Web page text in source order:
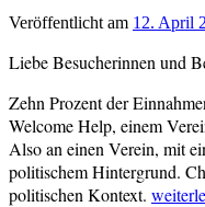
Veröffentlicht am 12. April
Liebe Besucherinnen und
Zehn Prozent der
Welcome Help, einem
Also an einen Verein, mit
politischem Hintergrund.
politischen Kontext. „Rede